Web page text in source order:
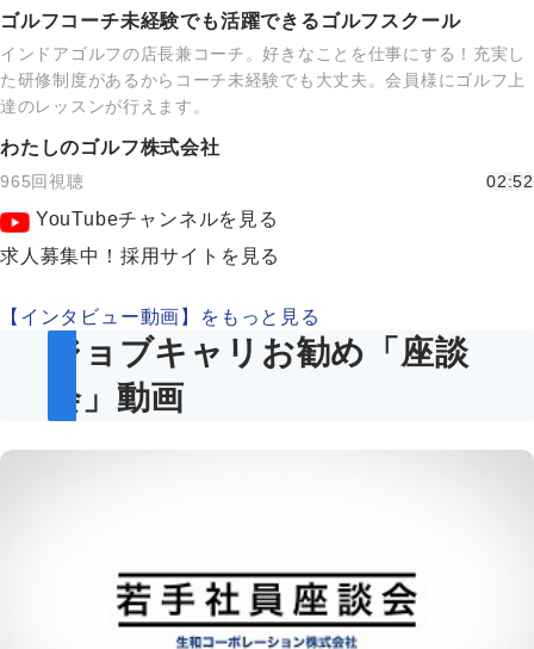
ゴルフコーチ未経験でも活躍できるゴルフスクール
インドアゴルフの店長兼コーチ。好きなことを仕事にする！充実し
た研修制度があるからコーチ未経験でも大丈夫。会員様にゴルフ上
達のレッスンが行えます。
わたしのゴルフ株式会社
965回視聴 02:52
YouTubeチャンネルを見る
求人募集中！採用サイトを見る
【インタビュー動画】をもっと見る
ジョブキャリお勧め「座談
会」動画